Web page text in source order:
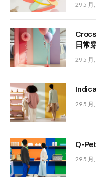
29 5 月
日常
29 5 月
29 5 月
Q-
29 5 月